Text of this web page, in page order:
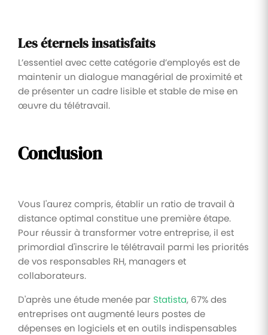
Les éternels insatisfaits
L’essentiel avec cette catégorie d’employés est de
maintenir un dialogue managérial de proximité et
de présenter un cadre lisible et stable de mise en
œuvre du télétravail.
Conclusion
Vous l'aurez compris, établir un ratio de travail à
distance optimal constitue une première étape.
Pour réussir à transformer votre entreprise, il est
primordial d'inscrire le télétravail parmi les priorités
de vos responsables RH, managers et
collaborateurs.
D'après une étude menée par Statista, 67% des
entreprises ont augmenté leurs postes de
dépenses en logiciels et en outils indispensables